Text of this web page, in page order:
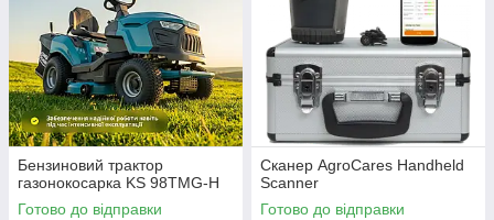
Бензиновий трактор
газонокосарка KS 98TMG-H
Готово до відправки
Сканер AgroCares Handheld
Scanner
Готово до відправки